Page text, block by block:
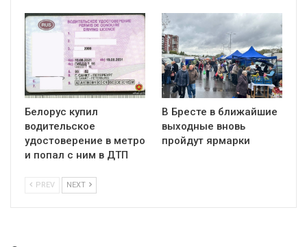
Белорус купил
водительское
удостоверение в метро
и попал с ним в ДТП
В Бресте в ближайшие
выходные вновь
пройдут ярмарки
PREV NEXT